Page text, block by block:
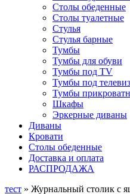
Столы обеденные
Столы туалетные
Стулья
Стулья барные
Тумбы
Тумбы для обуви
Тумбы под TV
Тумбы под
Тумбы
Шкафы
Эркерные диваны
Диваны
Кровати
Столы обеденные
Доставка и оплата
РАСПРОДАЖА
тест » Журнальный столик c